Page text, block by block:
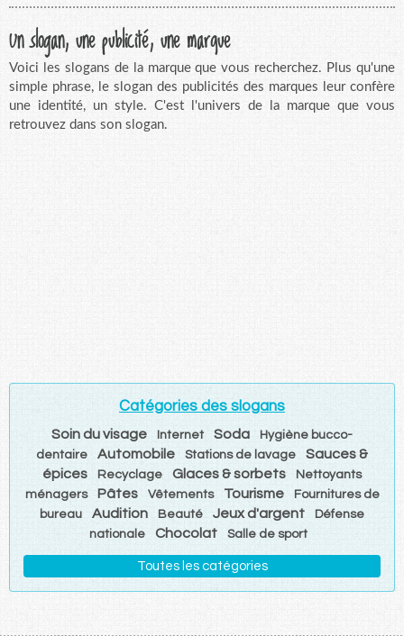
Un slogan, une publicité, une marque
Voici les slogans de la marque que vous recherchez. Plus qu'une
simple phrase, le slogan des publicités des marques leur confère
une identité, un style. C'est l'univers de la marque que vous
retrouvez dans son slogan.
Catégories des slogans
Soin du visage Internet Soda
Hygiène bucco-
dentaire
Automobile Stations de lavage
Sauces &
épices
Recyclage Glaces & sorbets
Nettoyants
ménagers
Pâtes Vêtements Tourisme
Fournitures de
bureau
Audition Beauté Jeux d'argent
Défense
nationale
Chocolat Salle de sport
Toutes les catégories